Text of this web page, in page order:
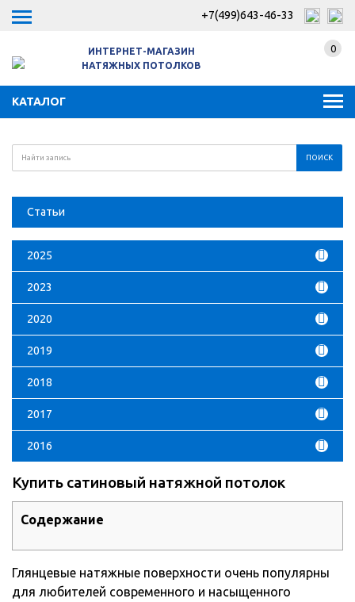
+7(499)643-46-33
ИНТЕРНЕТ-МАГАЗИН
НАТЯЖНЫХ ПОТОЛКОВ
КАТАЛОГ
0
Статьи
2025
2023
2020
2019
2018
2017
2016
Купить сатиновый натяжной потолок
Содержание
Глянцевые натяжные поверхности очень популярны
для любителей современного и насыщенного